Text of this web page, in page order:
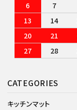
CATEGORIES
キッチンマット
6
7
13
14
20
21
27
28